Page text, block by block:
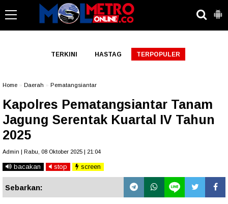
TERKINI HASTAG TERPOPULER
Home Daerah Pematangsiantar
Kapolres Pematangsiantar Tanam
Jagung Serentak Kuartal IV Tahun
2025
Admin | Rabu, 08 Oktober 2025 | 21:04
bacakan stop screen
Sebarkan: